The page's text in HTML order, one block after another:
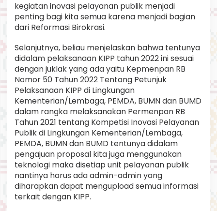
kegiatan inovasi pelayanan publik menjadi
penting bagi kita semua karena menjadi bagian
dari Reformasi Birokrasi.
Selanjutnya, beliau menjelaskan bahwa tentunya
didalam pelaksanaan KIPP tahun 2022 ini sesuai
dengan juklak yang ada yaitu Kepmenpan RB
Nomor 50 Tahun 2022 Tentang Petunjuk
Pelaksanaan KIPP di Lingkungan
Kementerian/Lembaga, PEMDA, BUMN dan BUMD
dalam rangka melaksanakan Permenpan RB
Tahun 2021 tentang Kompetisi Inovasi Pelayanan
Publik di Lingkungan Kementerian/Lembaga,
PEMDA, BUMN dan BUMD tentunya didalam
pengajuan proposal kita juga menggunakan
teknologi maka disetiap unit pelayanan publik
nantinya harus ada admin-admin yang
diharapkan dapat mengupload semua informasi
terkait dengan KIPP.